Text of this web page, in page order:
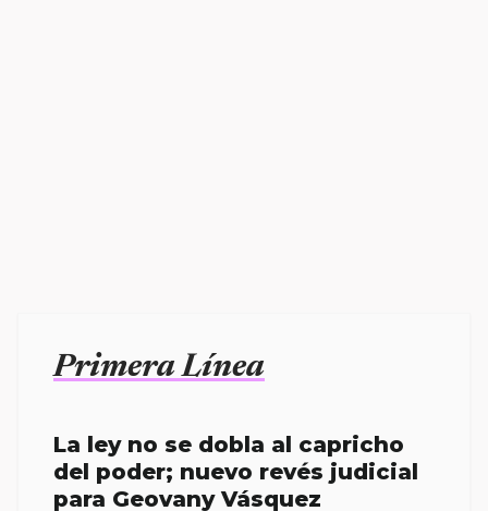
Primera Línea
La ley no se dobla al capricho
del poder; nuevo revés judicial
para Geovany Vásquez